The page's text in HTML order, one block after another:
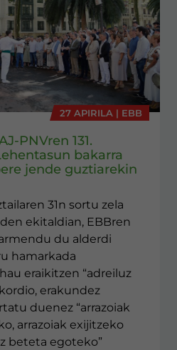
27 APIRILA | EBB
PNVren 131.
bakarra
jende guztiarekin
31n sortu zela
ekitaldian, EBBren
du alderdi
hamarkada
eraikitzen “adreiluz
erakundez
duenez “arrazoiak
arrazoiak exijitzeko
beteta egoteko”